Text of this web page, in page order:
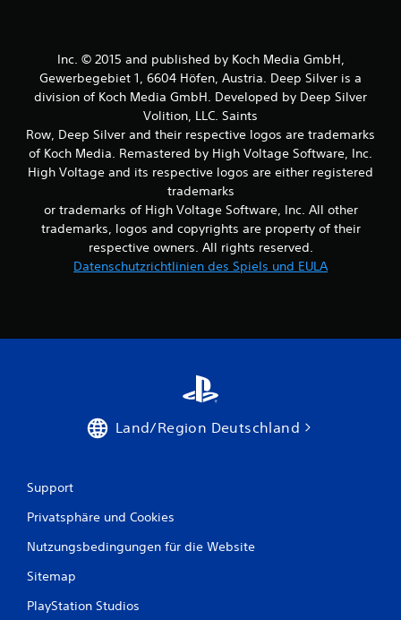
Inc. © 2015 and published by Koch Media GmbH,
Gewerbegebiet 1, 6604 Höfen, Austria. Deep Silver is a
division of Koch Media GmbH. Developed by Deep Silver
Volition, LLC. Saints
Row, Deep Silver and their respective logos are trademarks
of Koch Media. Remastered by High Voltage Software, Inc.
High Voltage and its respective logos are either registered
trademarks
or trademarks of High Voltage Software, Inc. All other
trademarks, logos and copyrights are property of their
respective owners. All rights reserved.
Datenschutzrichtlinien des Spiels und EULA
Land/Region Deutschland
Support
Privatsphäre und Cookies
Nutzungsbedingungen für die Website
Sitemap
PlayStation Studios